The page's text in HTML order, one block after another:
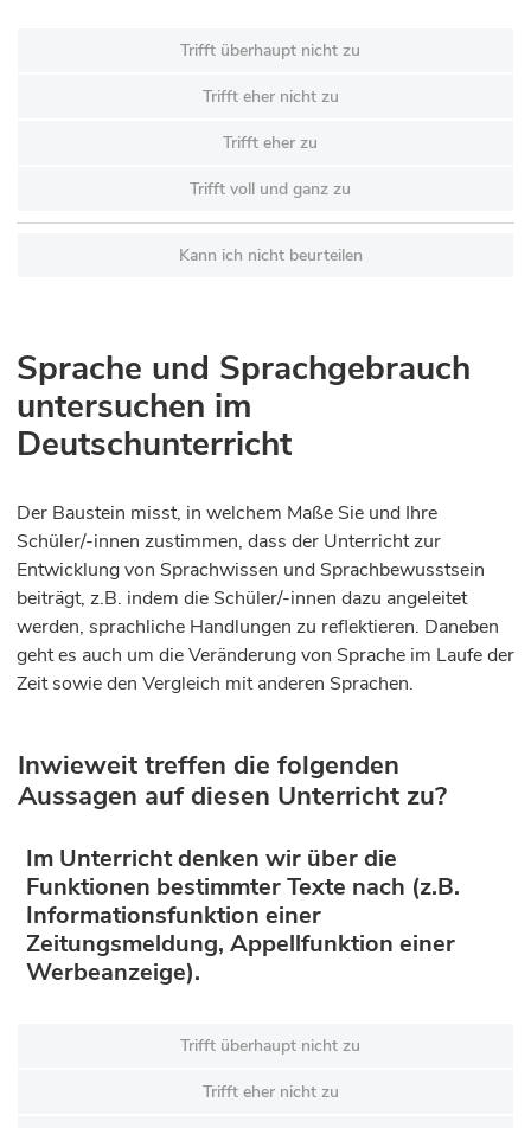
Trifft überhaupt nicht zu
Trifft eher nicht zu
Trifft eher zu
Trifft voll und ganz zu
Kann ich nicht beurteilen
Sprache und Sprachgebrauch
untersuchen im
Deutschunterricht
Der Baustein misst, in welchem Maße Sie und Ihre
Schüler/-innen zustimmen, dass der Unterricht zur
Entwicklung von Sprachwissen und Sprachbewusstsein
beiträgt, z.B. indem die Schüler/-innen dazu angeleitet
werden, sprachliche Handlungen zu reflektieren. Daneben
geht es auch um die Veränderung von Sprache im Laufe der
Zeit sowie den Vergleich mit anderen Sprachen.
Inwieweit treffen die folgenden
Aussagen auf diesen Unterricht zu?
Im Unterricht denken wir über die
Funktionen bestimmter Texte nach (z.B.
Informationsfunktion einer
Zeitungsmeldung, Appellfunktion einer
Werbeanzeige).
Trifft überhaupt nicht zu
Trifft eher nicht zu